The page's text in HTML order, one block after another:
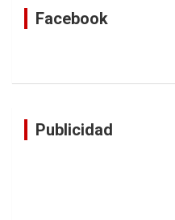
Facebook
Publicidad